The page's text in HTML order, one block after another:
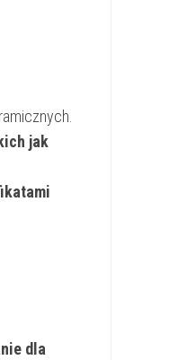
jak
dla